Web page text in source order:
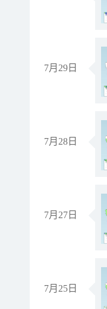
7月29日
7月28日
7月27日
7月25日